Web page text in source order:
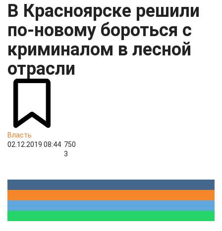
В Красноярске решили
по-новому бороться с
криминалом в лесной
отрасли
Власть
02.12.2019 08:44 750
3